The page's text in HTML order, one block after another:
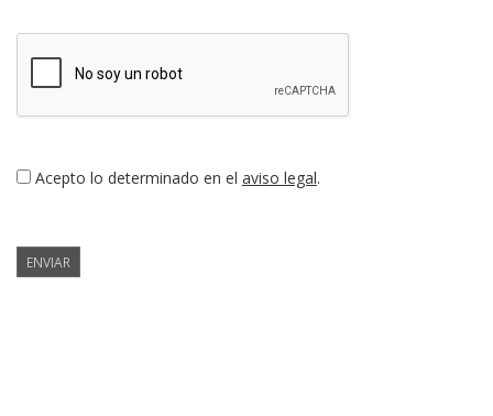
Acepto lo determinado en el aviso legal.
ENVIAR